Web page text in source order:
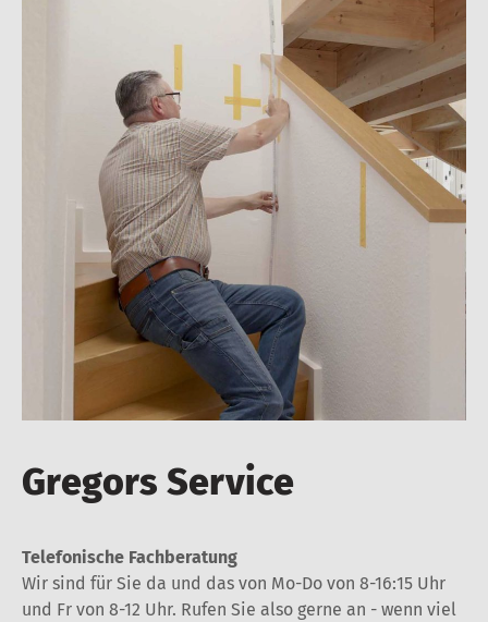
Gregors Service
Telefonische Fachberatung
Wir sind für Sie da und das von Mo-Do von 8-16:15 Uhr
und Fr von 8-12 Uhr. Rufen Sie also gerne an - wenn viel